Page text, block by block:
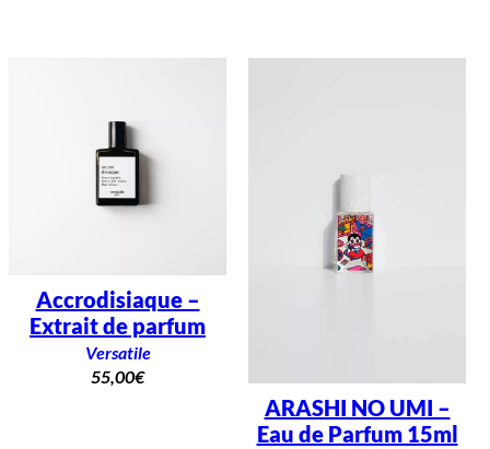
Accrodisiaque –
Extrait de parfum
Versatile
55,00€
ARASHI NO UMI –
Eau de Parfum 15ml